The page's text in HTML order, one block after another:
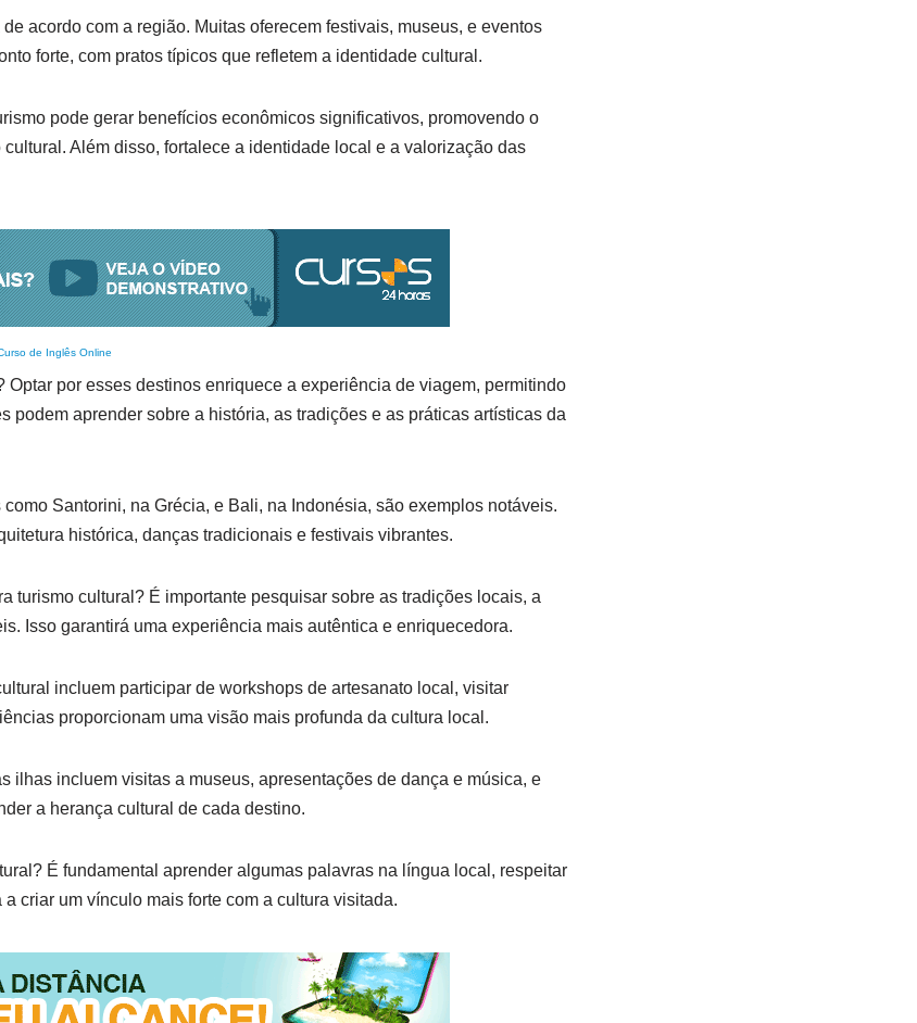
de acordo com a região. Muitas oferecem festivais, museus, e eventos
forte, com pratos típicos que refletem a identidade cultural.
pode gerar benefícios econômicos significativos, promovendo o
Além disso, fortalece a identidade local e a valorização das
de Inglês Online
por esses destinos enriquece a experiência de viagem, permitindo
podem aprender sobre a história, as tradições e as práticas artísticas da
Santorini, na Grécia, e Bali, na Indonésia, são exemplos notáveis.
histórica, danças tradicionais e festivais vibrantes.
turismo cultural? É importante pesquisar sobre as tradições locais, a
Isso garantirá uma experiência mais autêntica e enriquecedora.
incluem participar de workshops de artesanato local, visitar
proporcionam uma visão mais profunda da cultura local.
ilhas incluem visitas a museus, apresentações de dança e música, e
a herança cultural de cada destino.
É fundamental aprender algumas palavras na língua local, respeitar
criar um vínculo mais forte com a cultura visitada.